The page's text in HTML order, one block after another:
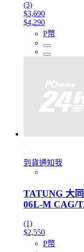
(3)
$3,690
$4,290
P幣
到貨通知我
TATUNG 大
06L-M CAG/
(1)
$2,550
P幣